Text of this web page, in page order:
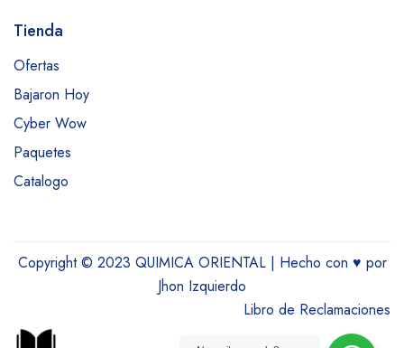
Tienda
Ofertas
Bajaron Hoy
Cyber Wow
Paquetes
Catalogo
Copyright © 2023 QUIMICA ORIENTAL | Hecho con ♥ por
Jhon Izquierdo
Libro de Reclamaciones